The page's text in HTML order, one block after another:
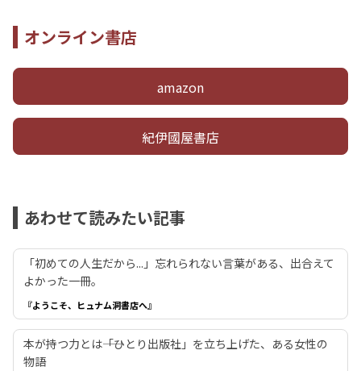
オンライン書店
amazon
紀伊國屋書店
あわせて読みたい記事
「初めての人生だから...」忘れられない言葉がある、出合えて
よかった一冊。
『ようこそ、ヒュナム洞書店へ』
本が持つ力とは――「ひとり出版社」を立ち上げた、ある女性の
物語